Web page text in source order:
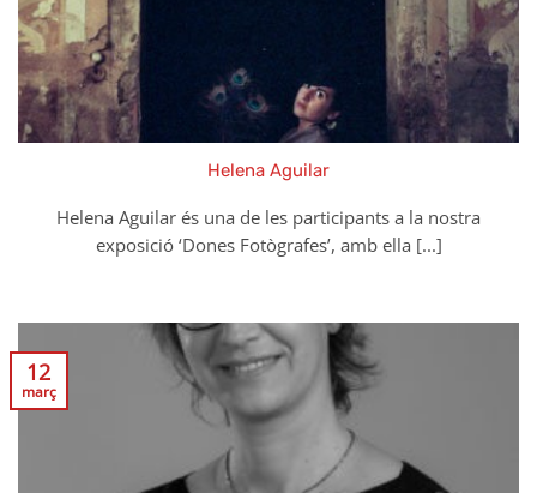
Helena Aguilar
Helena Aguilar és una de les participants a la nostra
exposició ‘Dones Fotògrafes’, amb ella [...]
12
març